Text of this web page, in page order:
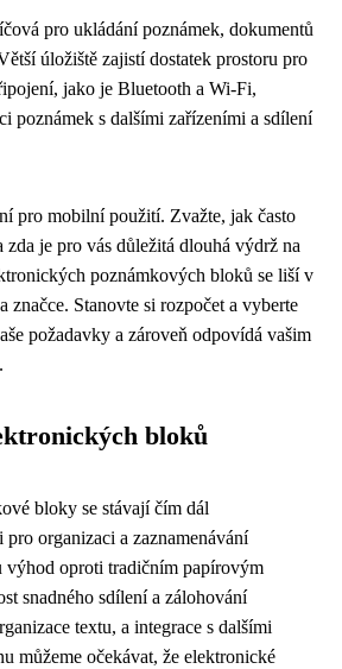
pro ukládání poznámek, dokumentů
úložiště zajistí dostatek prostoru pro
jako je Bluetooth a Wi-Fi,
poznámek s dalšími zařízeními a sdílení
pro mobilní použití. Zvažte, jak často
zda je pro vás důležitá dlouhá výdrž na
poznámkových bloků se liší v
značce. Stanovte si rozpočet a vyberte
požadavky a zároveň odpovídá vašim
bloků
bloky se stávají čím dál
organizaci a zaznamenávání
výhod oproti tradičním papírovým
snadného sdílení a zálohování
textu, a integrace s dalšími
můžeme očekávat, že elektronické